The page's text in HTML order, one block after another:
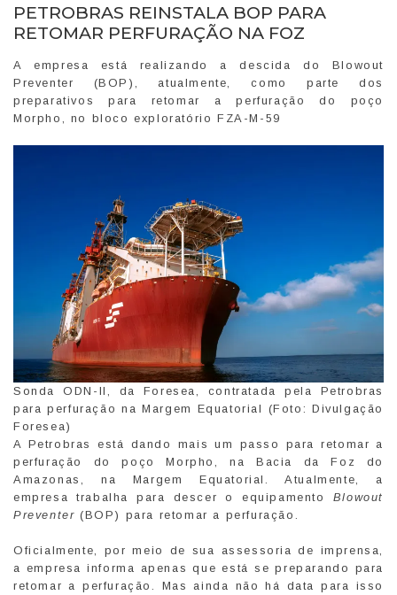
PETROBRAS REINSTALA BOP PARA
RETOMAR PERFURAÇÃO NA FOZ
A empresa está realizando a descida do Blowout
Preventer (BOP), atualmente, como parte dos
preparativos para retomar a perfuração do poço
Morpho, no bloco exploratório FZA-M-59
Sonda ODN-II, da Foresea, contratada pela Petrobras
para perfuração na Margem Equatorial (Foto: Divulgação
Foresea)
A Petrobras está dando mais um passo para retomar a
perfuração do poço Morpho, na Bacia da Foz do
Amazonas, na Margem Equatorial. Atualmente, a
empresa trabalha para descer o equipamento Blowout
Preventer (BOP) para retomar a perfuração.
Oficialmente, por meio de sua assessoria de imprensa,
a empresa informa apenas que está se preparando para
retomar a perfuração. Mas ainda não há data para isso